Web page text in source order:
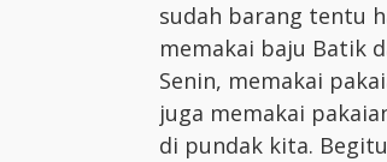
sudah barang tentu
memakai baju Batik
Senin, memakai
juga memakai
di pundak kita.